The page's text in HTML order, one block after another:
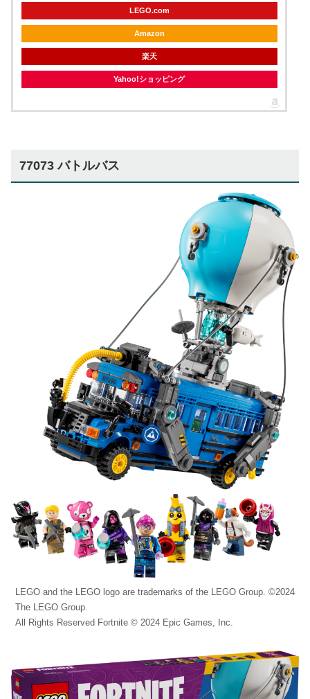
LEGO.com
Amazon
楽天
Yahoo!ショッピング
77073 バトルバス
LEGO and the LEGO logo are trademarks of the LEGO Group. ©2024
The LEGO Group.
All Rights Reserved Fortnite © 2024 Epic Games, Inc.